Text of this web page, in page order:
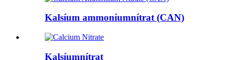
Kalsíum ammoníumnítrat (CAN)
Kalsíumnítrat